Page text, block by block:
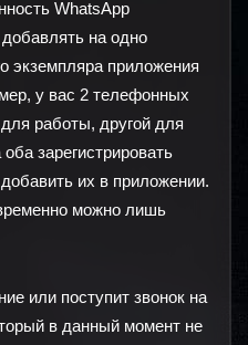
WhatsApp
на одно
экземпляра приложения
у вас 2 телефонных
работы, другой для
зарегистрировать
их в приложении.
можно лишь
или поступит звонок на
в данный момент не